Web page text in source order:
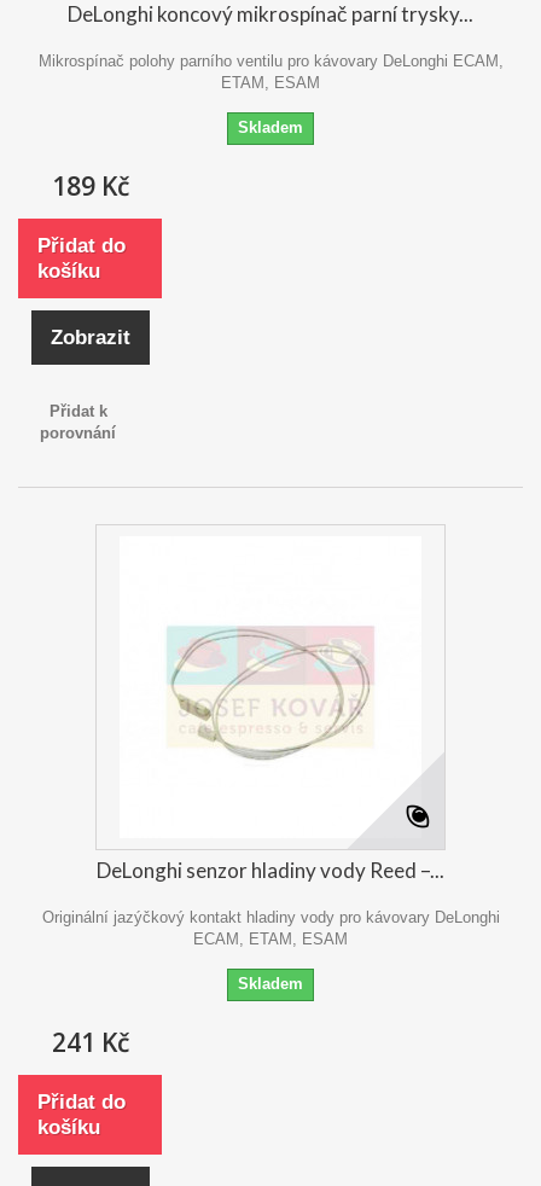
DeLonghi koncový mikrospínač parní trysky...
Mikrospínač polohy parního ventilu pro kávovary DeLonghi ECAM,
ETAM, ESAM
Skladem
189 Kč
Přidat do
košíku
Zobrazit
Přidat k
porovnání
DeLonghi senzor hladiny vody Reed –...
Originální jazýčkový kontakt hladiny vody pro kávovary DeLonghi
ECAM, ETAM, ESAM
Skladem
241 Kč
Přidat do
košíku